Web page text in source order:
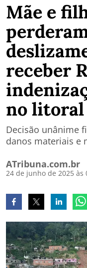
Mãe e
receber
no litoral
Decisão unânime
danos materiais e
ATribuna.com.br
24 de junho de 2025 às